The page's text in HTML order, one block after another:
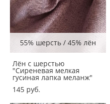
55% шерсть / 45% лён
Лён с шерстью
"Сиреневая мелкая
гусиная лапка меланж"
145 pуб.